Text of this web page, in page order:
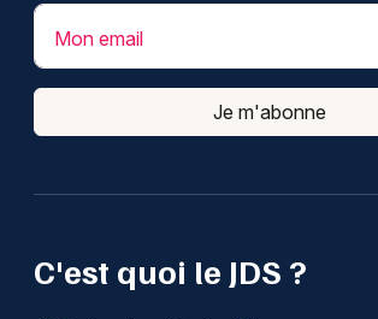
C'est quoi le JDS ?
Mon email
Je m'abonne